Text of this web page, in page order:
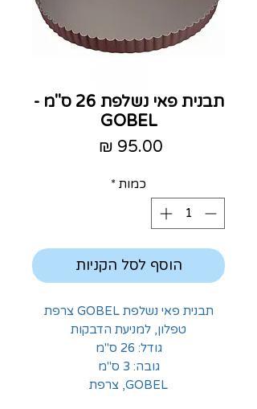
תבנית פאי נשלפת 26 ס"מ -
GOBEL
כמות *
הוסף לסל הקניות
תבנית פאי נשלפת GOBEL צרפת
טפלון, למניעת הדבקות
גודל: 26 ס"מ
גובה: 3 ס"מ
GOBEL, צרפת